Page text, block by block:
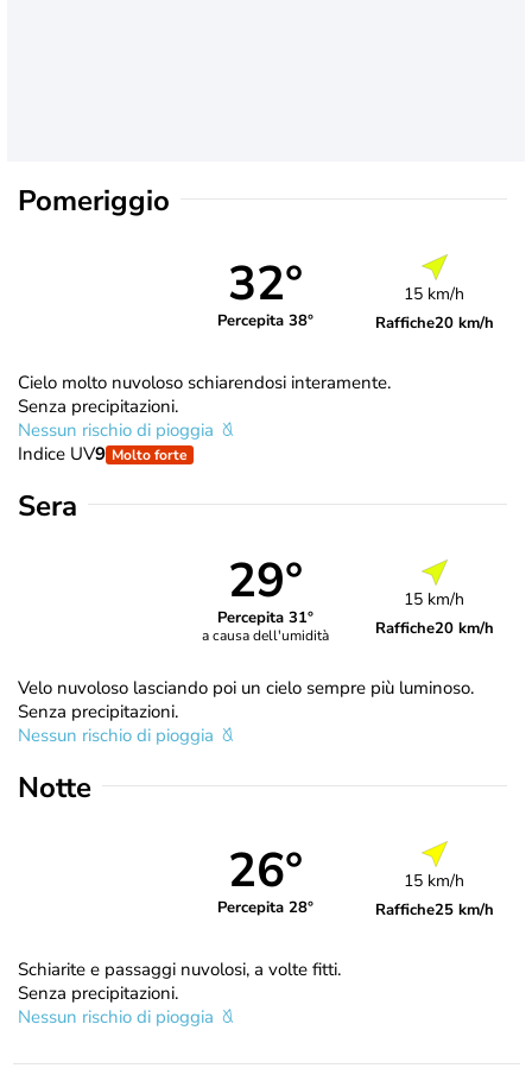
Pomeriggio
32°
Percepita 38°
15 km/h
Raffiche20 km/h
Cielo molto nuvoloso schiarendosi interamente.
Senza precipitazioni.
Nessun rischio di pioggia
Indice UV9 Molto forte
Sera
29°
Percepita 31°
a causa dell'umidità
15 km/h
Raffiche20 km/h
Velo nuvoloso lasciando poi un cielo sempre più luminoso.
Senza precipitazioni.
Nessun rischio di pioggia
Notte
26°
Percepita 28°
15 km/h
Raffiche25 km/h
Schiarite e passaggi nuvolosi, a volte fitti.
Senza precipitazioni.
Nessun rischio di pioggia